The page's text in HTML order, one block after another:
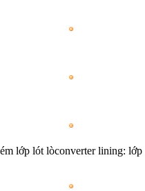
lớp lót lòconverter lining: